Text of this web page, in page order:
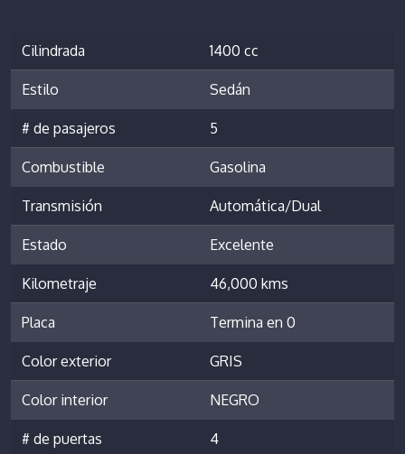
Cilindrada 1400 cc
Estilo Sedán
# de pasajeros 5
Combustible Gasolina
Transmisión Automática/Dual
Estado Excelente
Kilometraje 46,000 kms
Placa Termina en 0
Color exterior GRIS
Color interior NEGRO
# de puertas 4